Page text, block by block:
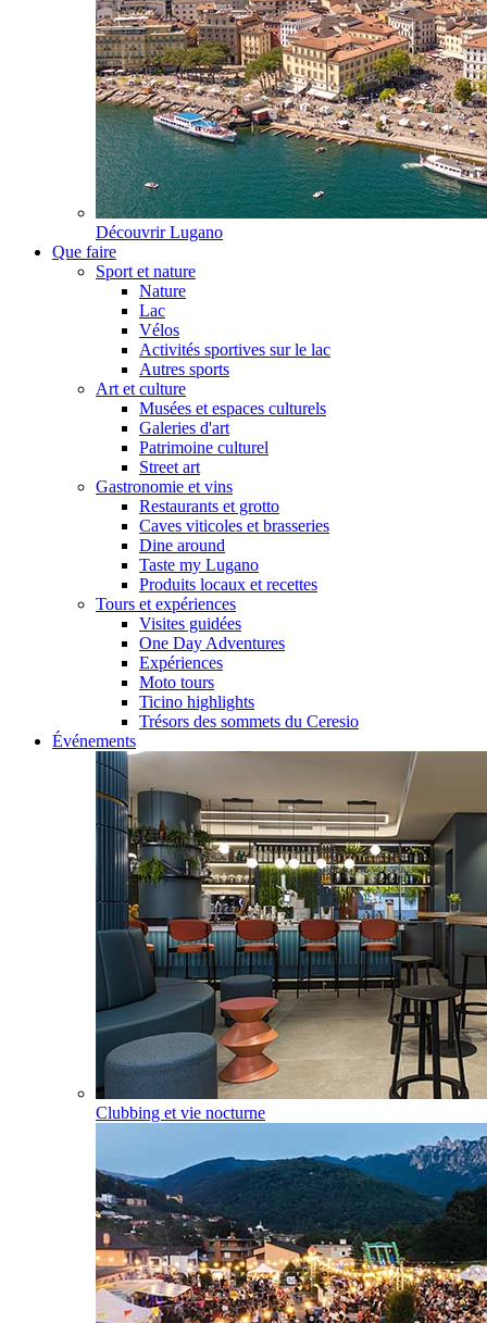
Découvrir Lugano
Que faire
Sport et nature
Nature
Lac
Vélos
Activités sportives sur le lac
Autres sports
Art et culture
Musées et espaces culturels
Galeries d'art
Patrimoine culturel
Street art
Gastronomie et vins
Restaurants et grotto
Caves viticoles et brasseries
Dine around
Taste my Lugano
Produits locaux et recettes
Tours et expériences
Visites guidées
One Day Adventures
Expériences
Moto tours
Ticino highlights
Trésors des sommets du Ceresio
Événements
Clubbing et vie nocturne